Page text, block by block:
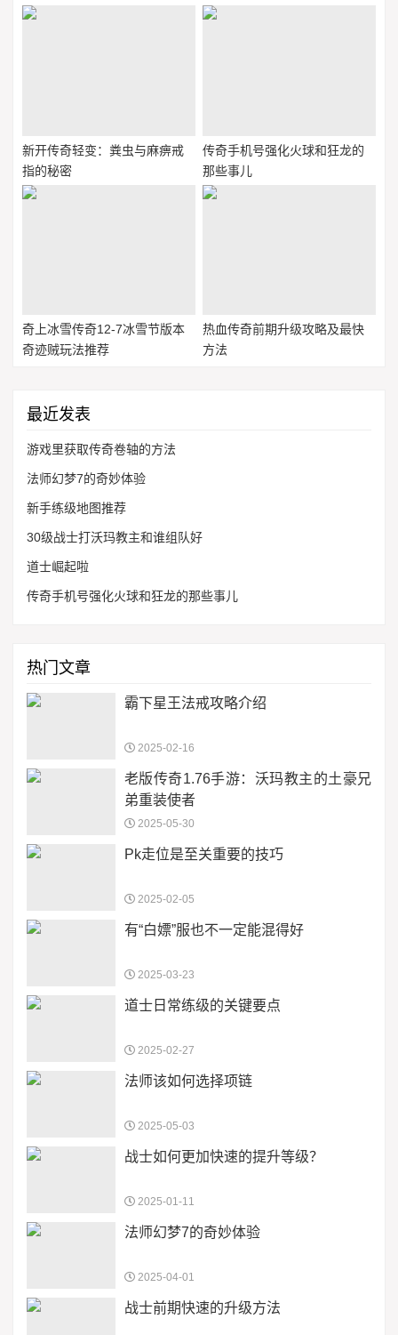
新开传奇轻变：粪虫与麻痹戒
指的秘密
传奇手机号强化火球和狂龙的
那些事儿
奇上冰雪传奇12-7冰雪节版本
奇迹贼玩法推荐
热血传奇前期升级攻略及最快
方法
最近发表
游戏里获取传奇卷轴的方法
法师幻梦7的奇妙体验
新手练级地图推荐
30级战士打沃玛教主和谁组队好
道士崛起啦
传奇手机号强化火球和狂龙的那些事儿
热门文章
霸下星王法戒攻略介绍
2025-02-16
老版传奇1.76手游：沃玛教主的土豪兄
弟重装使者
2025-05-30
Pk走位是至关重要的技巧
2025-02-05
有“白嫖”服也不一定能混得好
2025-03-23
道士日常练级的关键要点
2025-02-27
法师该如何选择项链
2025-05-03
战士如何更加快速的提升等级？
2025-01-11
法师幻梦7的奇妙体验
2025-04-01
战士前期快速的升级方法